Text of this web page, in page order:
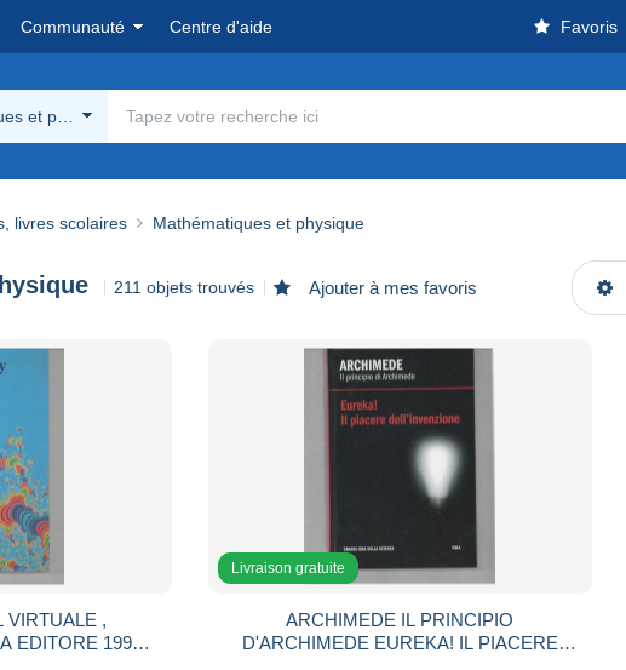
Communauté Centre d'aide Favoris
et physique
livres scolaires Mathématiques et physique
211 objets trouvés Ajouter à mes favoris
VIRTUALE ,
EDITORE 1997
Livraison gratuite
ARCHIMEDE IL PRINCIPIO
D'ARCHIMEDE EUREKA! IL PIACERE